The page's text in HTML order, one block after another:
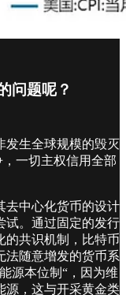
问题呢？
发生全球规模的毁灭
一切主权信用全部
去中心化货币的设计
试。通过固定的发行
的共识机制，比特币
法随意增发的货币系
源本位制“，因为维
源，这与开采黄金类